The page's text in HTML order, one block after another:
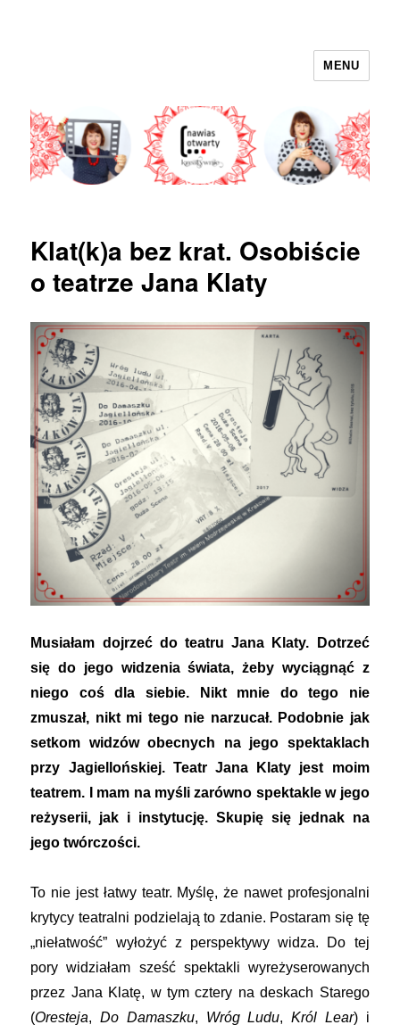
MENU
Klat(k)a bez krat. Osobiście
o teatrze Jana Klaty
Musiałam dojrzeć do teatru Jana Klaty. Dotrzeć
się do jego widzenia świata, żeby wyciągnąć z
niego coś dla siebie. Nikt mnie do tego nie
zmuszał, nikt mi tego nie narzucał. Podobnie jak
setkom widzów obecnych na jego spektaklach
przy Jagiellońskiej. Teatr Jana Klaty jest moim
teatrem. I mam na myśli zarówno spektakle w jego
reżyserii, jak i instytucję. Skupię się jednak na
jego twórczości.
To nie jest łatwy teatr. Myślę, że nawet profesjonalni
krytycy teatralni podzielają to zdanie. Postaram się tę
„niełatwość” wyłożyć z perspektywy widza. Do tej
pory widziałam sześć spektakli wyreżyserowanych
przez Jana Klatę, w tym cztery na deskach Starego
(Oresteja,Do Damaszku, Wróg Ludu,Król Lear) i